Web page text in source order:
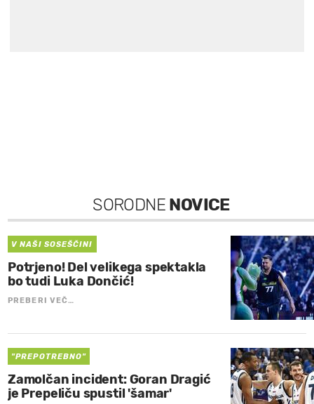
SORODNE NOVICE
V NAŠI SOSEŠČINI
Potrjeno! Del velikega spektakla
bo tudi Luka Dončić!
PREBERI VEČ…
"PREPOTREBNO"
Zamolčan incident: Goran Dragić
je Prepeliču spustil 'šamar'